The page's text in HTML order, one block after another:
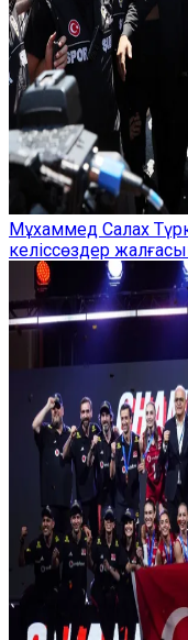
Мұхаммед Салах
келіссөздер